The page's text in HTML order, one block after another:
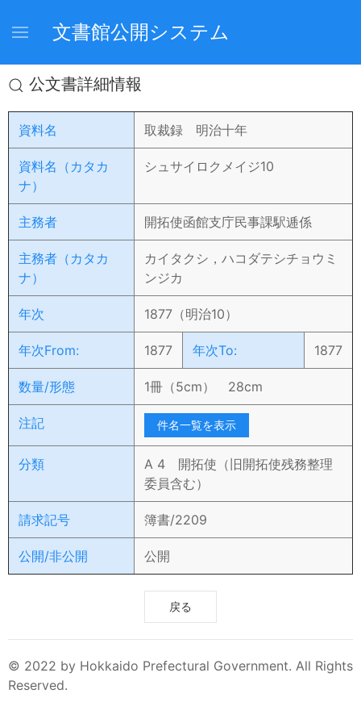
文書館公開システム
公文書詳細情報
資料名 取裁録 明治十年
資料名（カタカ
ナ）
シュサイロクメイジ10
主務者 開拓使函館支庁民事課駅逓係
主務者（カタカ
ナ）
カイタクシ，ハコダテシチョウミ
ンジカ
年次 1877（明治10）
年次From: 1877 年次To: 1877
数量/形態 1冊（5cm） 28cm
注記 件名一覧を表示
分類
A 4 開拓使（旧開拓使残務整理
委員含む）
請求記号 簿書/2209
公開/非公開 公開
戻る
© 2022 by Hokkaido Prefectural Government. All Rights
Reserved.